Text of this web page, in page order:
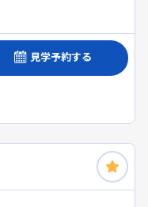
見学予約する